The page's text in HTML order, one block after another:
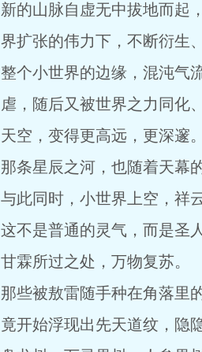
新的山脉自虚无中拔地而起
界扩张的伟力下，不断衍生
整个小世界的边缘，混沌气
虐，随后又被世界之力同化
天空，变得更高远，更深邃。
那条星辰之河，也随着天幕
与此同时，小世界上空，祥
这不是普通的灵气，而是圣
甘霖所过之处，万物复苏。
那些被敖雷随手种在角落里
竟开始浮现出先天道纹，隐